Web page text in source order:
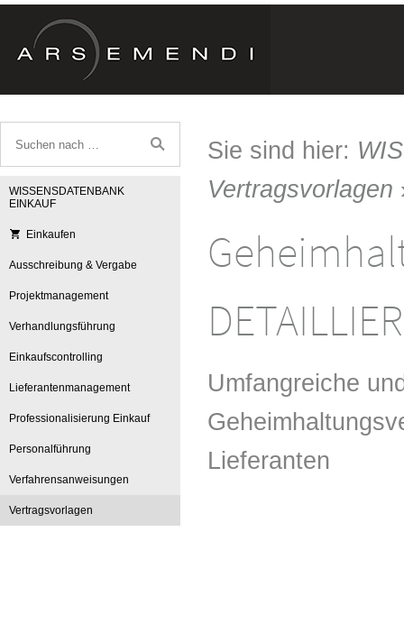
WISSENSDATENBANK
EINKAUF
Einkaufen
Ausschreibung & Vergabe
Projektmanagement
Verhandlungsführung
Einkaufscontrolling
Lieferantenmanagement
Professionalisierung Einkauf
Personalführung
Verfahrensanweisungen
Vertragsvorlagen
Sie sind hier:
Vertragsvorlagen
Umfangreiche
Lieferanten